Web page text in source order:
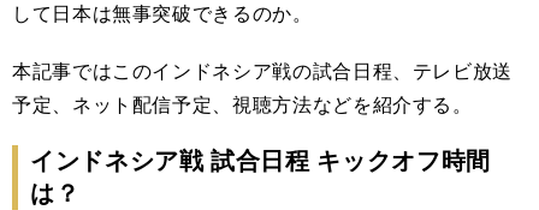
して日本は無事突破できるのか。
本記事ではこのインドネシア戦の試合日程、テレビ放送
予定、ネット配信予定、視聴方法などを紹介する。
インドネシア戦 試合日程 キックオフ時間
は？